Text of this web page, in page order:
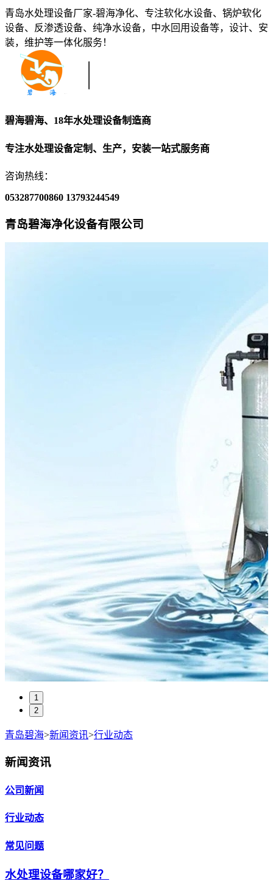
青岛水处理设备厂家-碧海净化、专注软化水设备、锅炉软化
设备、反渗透设备、纯净水设备，中水回用设备等，设计、安
装，维护等一体化服务！
碧海碧海、18年水处理设备制造商
专注水处理设备定制、生产，安装一站式服务商
咨询热线：
053287700860 13793244549
青岛碧海净化设备有限公司
1
2
青岛碧海>新闻资讯>行业动态
新闻资讯
公司新闻
行业动态
常见问题
水处理设备哪家好？